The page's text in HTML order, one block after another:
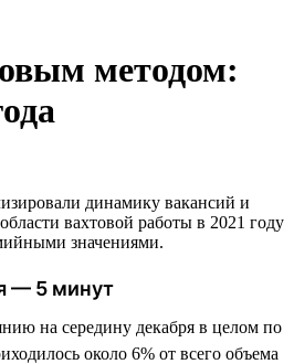
методом:
динамику вакансий и
вахтовой работы в 2021 году
значениями.
— 5 минут
на середину декабря в целом по
около 6% от всего объема